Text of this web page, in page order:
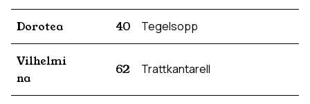
Dorotea 40 Tegelsopp
Vilhelmi
na
62 Trattkantarell